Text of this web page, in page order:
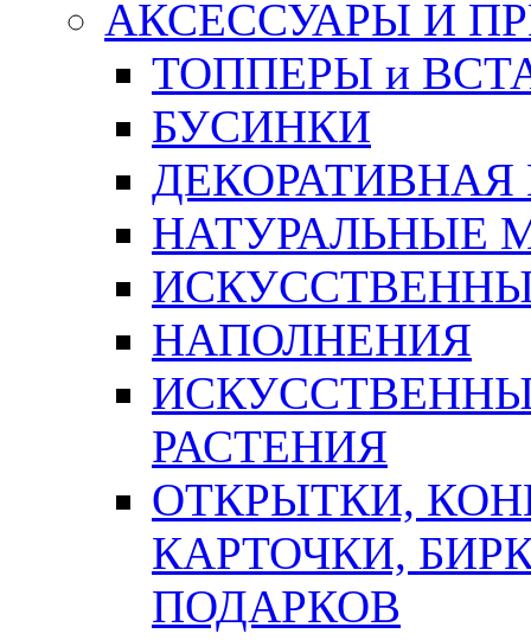
АКСЕССУАРЫ И
ТОППЕРЫ и
БУСИНКИ
ДЕКОРАТИВНАЯ
НАТУРАЛЬНЫЕ
НАПОЛНЕНИЯ
РАСТЕНИЯ
ОТКРЫТКИ,
КАРТОЧКИ,
ПОДАРКОВ